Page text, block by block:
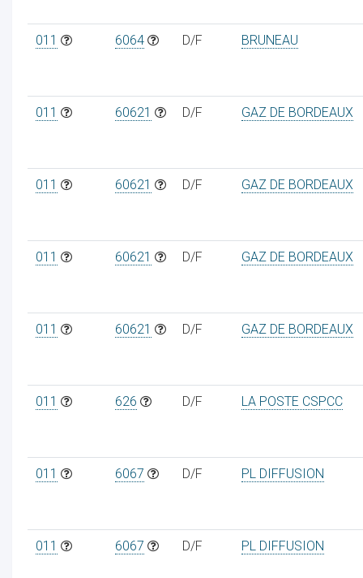
011 6064 D/F BRUNEAU
011 60621 D/F GAZ DE BORDEAUX
011 60621 D/F GAZ DE BORDEAUX
011 60621 D/F GAZ DE BORDEAUX
011 60621 D/F GAZ DE BORDEAUX
011 626 D/F LA POSTE CSPCC
011 6067 D/F PL DIFFUSION
011 6067 D/F PL DIFFUSION